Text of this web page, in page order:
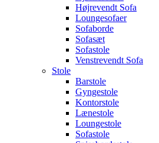
Højrevendt Sofa
Loungesofaer
Sofaborde
Sofasæt
Sofastole
Venstrevendt Sofa
Stole
Barstole
Gyngestole
Kontorstole
Lænestole
Loungestole
Sofastole